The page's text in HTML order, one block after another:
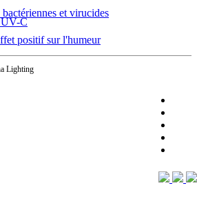
et virucides
UV-C
positif sur l'humeur
Lighting